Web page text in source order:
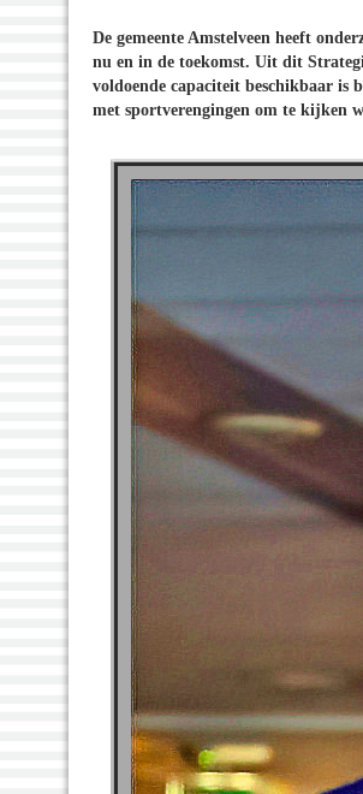
De gemeente Amstelveen heeft
nu en in de toekomst. Uit dit
voldoende capaciteit beschikbaar is
met sportverengingen om te kijken